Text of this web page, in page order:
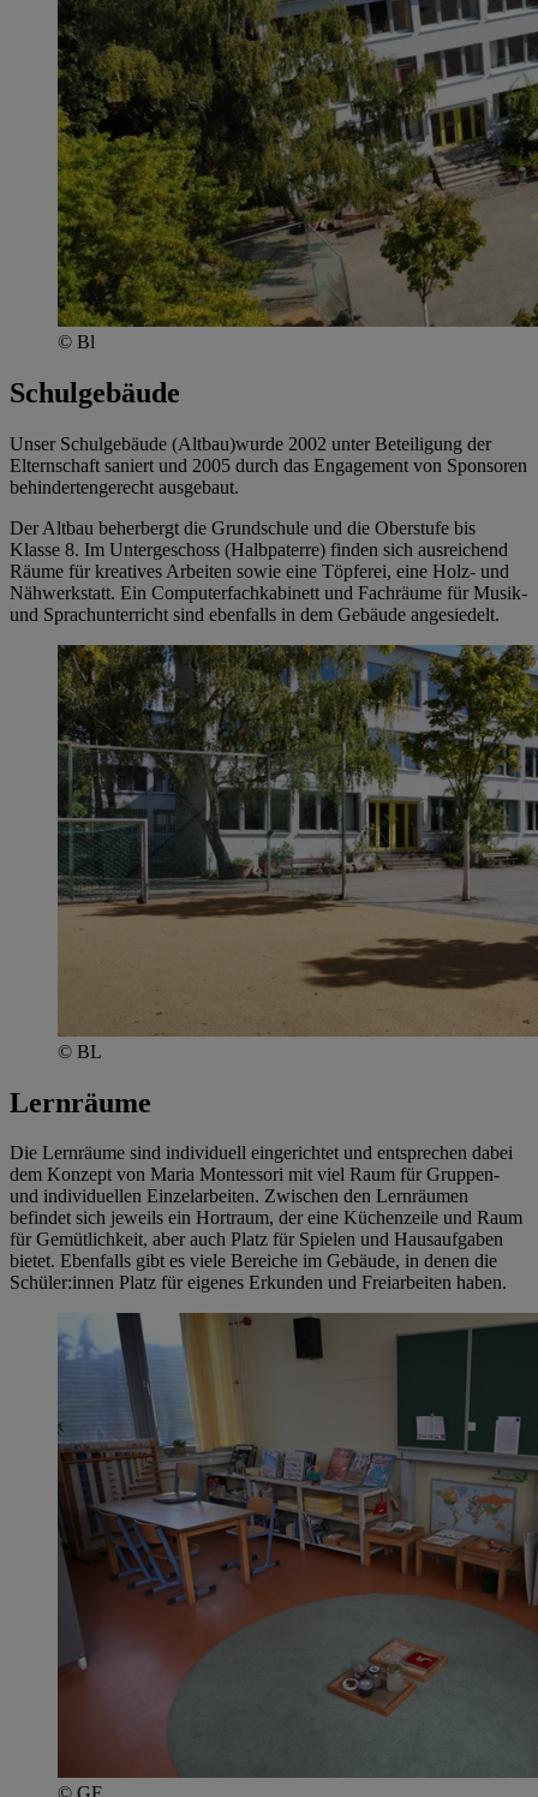
© Bl
Schulgebäude
Unser Schulgebäude (Altbau)wurde 2002 unter Beteiligung der
Elternschaft saniert und 2005 durch das Engagement von Sponsoren
behindertengerecht ausgebaut.
Der Altbau beherbergt die Grundschule und die Oberstufe bis
Klasse 8. Im Untergeschoss (Halbpaterre) finden sich ausreichend
Räume für kreatives Arbeiten sowie eine Töpferei, eine Holz- und
Nähwerkstatt. Ein Computerfachkabinett und Fachräume für Musik-
und Sprachunterricht sind ebenfalls in dem Gebäude angesiedelt.
© BL
Lernräume
Die Lernräume sind individuell eingerichtet und entsprechen dabei
dem Konzept von Maria Montessori mit viel Raum für Gruppen-
und individuellen Einzelarbeiten. Zwischen den Lernräumen
befindet sich jeweils ein Hortraum, der eine Küchenzeile und Raum
für Gemütlichkeit, aber auch Platz für Spielen und Hausaufgaben
bietet. Ebenfalls gibt es viele Bereiche im Gebäude, in denen die
Schüler:innen Platz für eigenes Erkunden und Freiarbeiten haben.